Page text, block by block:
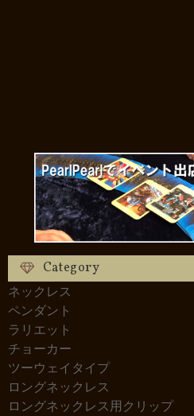
Category
ネックレス
ペンダント
ラリエット
チョーカー
ツーウェイタイプ
ロングネックレス
ロングネックレス用クリップ